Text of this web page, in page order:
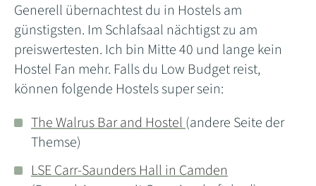
Generell übernachtest du in Hostels am
günstigsten. Im Schlafsaal nächtigst zu am
preiswertesten. Ich bin Mitte 40 und lange kein
Hostel Fan mehr. Falls du Low Budget reist,
können folgende Hostels super sein:
The Walrus Bar and Hostel(andere Seite der
Themse)
LSE Carr-Saunders Hall in Camden